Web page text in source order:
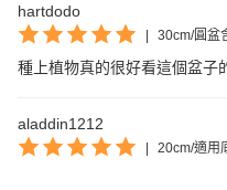
hartdodo
| 30cm/圓盆
種上植物真的很好看這個盆子
aladdin1212
| 20cm/適用